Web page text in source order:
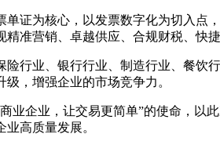
为核心，以发票数字化为切入点
准营销、卓越供应、合规财税、快
业、银行行业、制造行业、餐饮
，增强企业的市场竞争力。
企业，让交易更简单”的使命，以
高质量发展。